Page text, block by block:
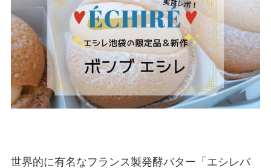
世界的に有名なフランス製発酵バター「エシレバ